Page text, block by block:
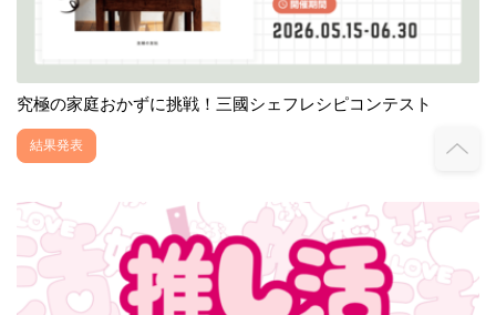
究極の家庭おかずに挑戦！三國シェフレシピコンテスト
結果発表